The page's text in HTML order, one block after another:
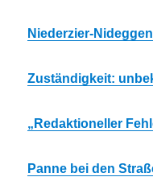
Niederzier-Nideggen
Zuständigkeit:
„Redaktioneller
Panne bei den